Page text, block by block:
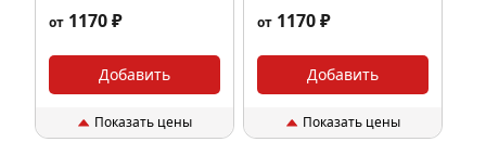
от 1170 ₽
Добавить
Показать цены
от 1170 ₽
Добавить
Показать цены